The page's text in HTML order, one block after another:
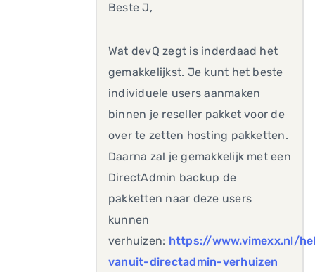
Beste J,
Wat devQ zegt is inderdaad het
gemakkelijkst. Je kunt het beste
individuele users aanmaken
binnen je reseller pakket voor de
over te zetten hosting pakketten.
Daarna zal je gemakkelijk met een
DirectAdmin backup de
pakketten naar deze users
kunnen
verhuizen: https://www.vimexx.nl/
vanuit-directadmin-verhuizen